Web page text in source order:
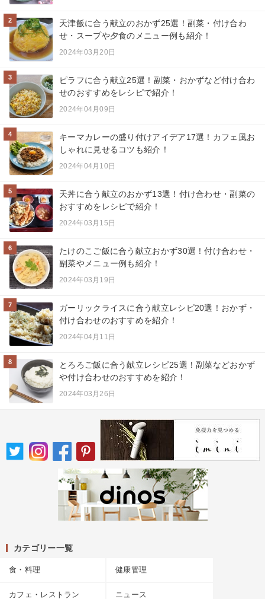
2
天津飯に合う献立のおかず25選！副菜・付け合わ
せ・スープや夕食のメニュー例も紹介！
2024年03月20日
3
ピラフに合う献立25選！副菜・おかずなど付け合わ
せのおすすめをレシピで紹介！
2024年04月09日
4
キーマカレーの盛り付けアイデア17選！カフェ風お
しゃれに見せるコツも紹介！
2024年04月10日
5
天丼に合う献立のおかず13選！付け合わせ・副菜の
おすすめをレシピで紹介！
2024年03月15日
6
たけのこご飯に合う献立おかず30選！付け合わせ・
副菜やメニュー例も紹介！
2024年03月19日
7
ガーリックライスに合う献立レシピ20選！おかず・
付け合わせのおすすめを紹介！
2024年04月11日
8
とろろご飯に合う献立レシピ25選！副菜などおかず
や付け合わせのおすすめを紹介！
2024年03月26日
カテゴリー一覧
食・料理 健康管理
カフェ・レストラン ニュース